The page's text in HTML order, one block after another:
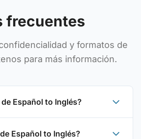
frecuentes
y formatos de
para más información.
Español to Inglés?
Español to Inglés?